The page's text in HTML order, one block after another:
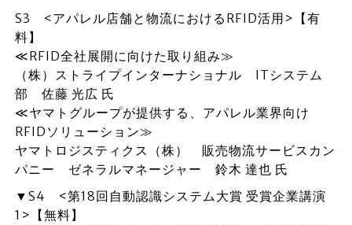
S3 <アパレル店舗と物流におけるRFID活用>【有
料】
≪RFID全社展開に向けた取り組み≫
（株）ストライプインターナショナル ITシステム
部 佐藤 光広 氏
≪ヤマトグループが提供する、アパレル業界向け
RFIDソリューション≫
ヤマトロジスティクス（株） 販売物流サービスカン
パニー ゼネラルマネージャー 鈴木 達也 氏
▼S4 <第18回自動認識システム大賞 受賞企業講演
1>【無料】